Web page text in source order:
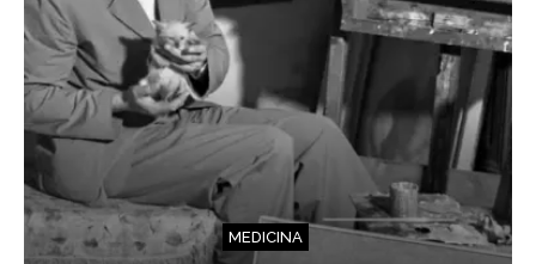
MEDICINA